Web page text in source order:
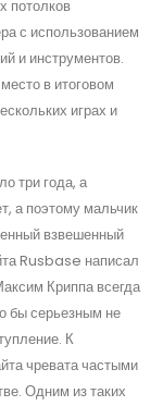
потолков
с использованием
и инструментов.
в итоговом
играх и
три года, а
а поэтому мальчик
взвешенный
Rusbase написал
Криппа всегда
бы серьезным не
К
чревата частыми
Одним из таких